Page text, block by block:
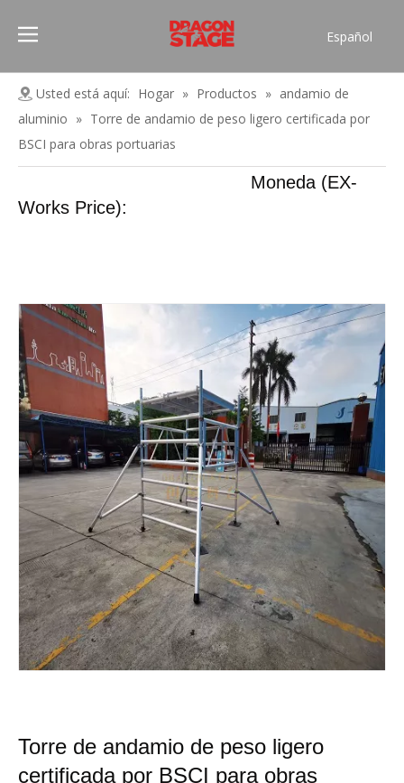
Español
Pусский
Français
简体中文
English
Usted está aquí: Hogar » Productos » andamio de
aluminio » Torre de andamio de peso ligero certificada por
BSCI para obras portuarias
Moneda (EX-
Works Price):
Torre de andamio de peso ligero
certificada por BSCI para obras